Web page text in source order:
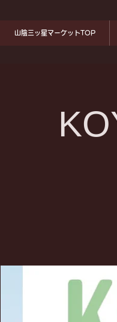
山陰三ッ星マーケットTOP